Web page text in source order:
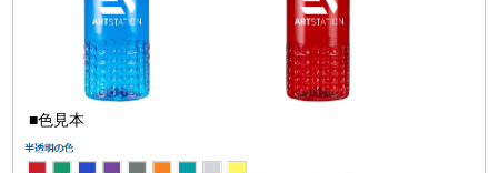
■色見本